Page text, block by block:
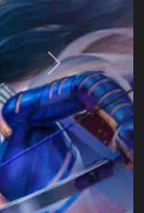
Next